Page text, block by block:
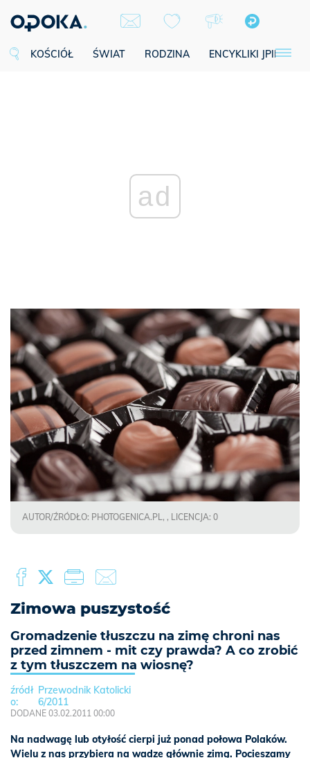
KOŚCIÓŁ ŚWIAT RODZINA ENCYKLIKI JPII
ad
AUTOR/ŹRÓDŁO: PHOTOGENICA.PL, , LICENCJA: 0
Zimowa puszystość
Gromadzenie tłuszczu na zimę chroni nas
przed zimnem - mit czy prawda? A co zrobić
z tym tłuszczem na wiosnę?
Przewodnik Katolicki
6/2011
DODANE 03.02.2011 00:00
Na nadwagę lub otyłość cierpi już ponad połowa Polaków.
Wielu z nas przybiera na wadze głównie zimą. Pocieszamy